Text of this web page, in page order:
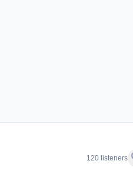
120 listeners